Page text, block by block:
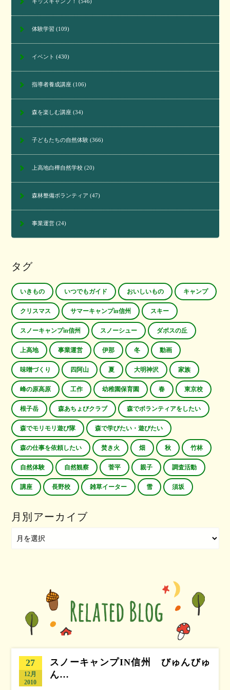
体験学習 (109)
イベント (430)
指導者養成講座(106)
森を楽しむ講座(34)
子どもたちの自然体験(366)
上高地白樺自然学校(20)
森林整備ボランティア (47)
事業運営(24)
タグ
いきもの いつでもガイド おいしいもの キャンプ
クリスマス サマーキャンプin信州 スキー
スノーキャンプin信州 スノーシュー ダボスの丘
上高地 事業運営 伊那 冬 動画
味噌づくり 四阿山 夏 大明神沢 家族
峰の原高原 工作 幼稚園保育園 春 東京校
根子岳 森あちょびクラブ 森でボランティアをしたい
森でモリモリ遊び隊 森で学びたい・遊びたい
森の仕事を依頼したい 焚き火 畑 秋 竹林
自然体験 自然観察 菅平 親子 調査活動
講座 長野校 雑草イーター 雪 須坂
月別アーカイブ
27
12月
2010
スノーキャンプIN信州 びゅんびゅ
ん…